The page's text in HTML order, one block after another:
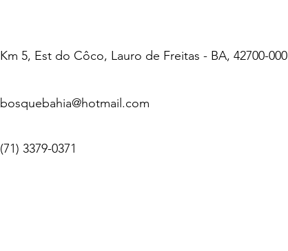
Km 5, Est do Côco, Lauro de Freitas - BA, 42700-000
bosquebahia@hotmail.com
(71) 3379-0371